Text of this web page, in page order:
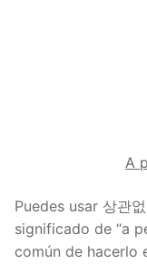
A
Puedes usar 상관
significado de “a
común de hacerlo